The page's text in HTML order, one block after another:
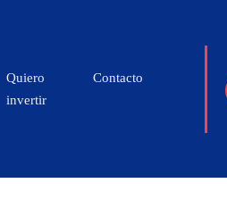
Quiero
invertir
Contacto